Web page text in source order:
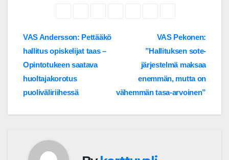
Post
navigation
VAS Pekonen:
”Hallituksen sote-
järjestelmä maksaa
enemmän, mutta on
vähemmän tasa-arvoinen”
VAS Andersson: Pettääkö
hallitus opiskelijat taas –
Opintotukeen saatava
huoltajakorotus
puoliväliriihessä